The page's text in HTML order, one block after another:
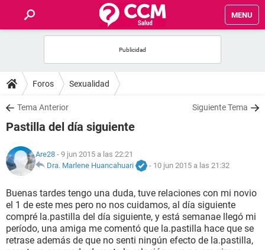
MENU
FOROS
SALUD
NUTRICIÓN
BIENESTAR
SEXUALIDAD
Foros Sexualidad
Tema Anterior Siguiente Tema
Pastilla del día siguiente
Are28 - 9 jun 2015 a las 22:21
Dra. Marlene Huancahuari
- 10 jun 2015 a las 21:32
Buenas tardes tengo una duda, tuve relaciones con mi novio
el 1 de este mes pero no nos cuidamos, al día siguiente
compré la.pastilla del día siguiente, y está semanae llegó mi
período, una amiga me comentó que la.pastilla hace que se
retrase además de que no senti ningún efecto de la.pastilla,